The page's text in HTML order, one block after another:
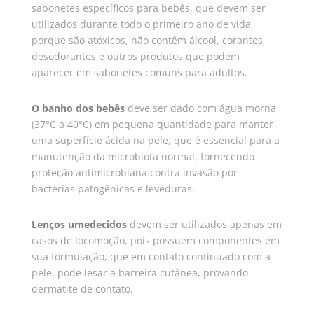
sabonetes específicos para bebês, que devem ser
utilizados durante todo o primeiro ano de vida,
porque são atóxicos, não contêm álcool, corantes,
desodorantes e outros produtos que podem
aparecer em sabonetes comuns para adultos.
O banho dos bebês deve ser dado com água morna
(37°C a 40°C) em pequena quantidade para manter
uma superfície ácida na pele, que é essencial para a
manutenção da microbiota normal, fornecendo
proteção antimicrobiana contra invasão por
bactérias patogênicas e leveduras.
Lenços umedecidosdevem ser utilizados apenas em
casos de locomoção, pois possuem componentes em
sua formulação, que em contato continuado com a
pele, pode lesar a barreira cutânea, provando
dermatite de contato.